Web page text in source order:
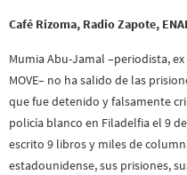
Café Rizoma, Radio Zapote,
Mumia Abu-Jamal –periodista,
MOVE– no ha salido de las
que fue detenido y falsamente
policía blanco en Filadelfia el 9
escrito 9 libros y miles de
estadounidense, sus prisiones,